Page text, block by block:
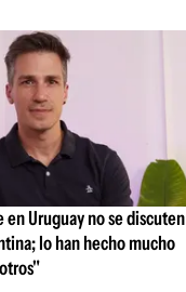
en Uruguay no se discuten
lo han hecho mucho